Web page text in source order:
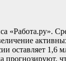
«Работа.ру».
1,6